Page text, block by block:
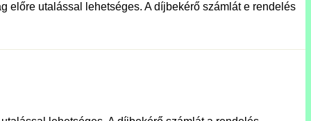
előre utalással lehetséges. A díjbekérő számlát e rendelés